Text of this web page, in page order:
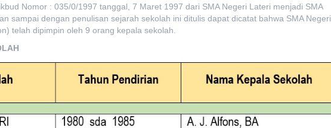
Nomor : 035/0/1997 tanggal, 7 Maret 1997 dari SMA Negeri Lateri menjadi SMA
sampai dengan penulisan sejarah sekolah ini ditulis dapat dicatat bahwa SMA Negeri
telah dipimpin oleh 9 orang kepala sekolah.